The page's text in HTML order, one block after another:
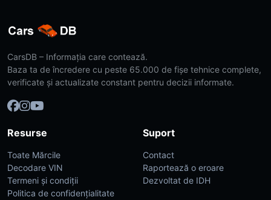
CarsDB – Informația care contează.
Baza ta de încredere cu peste 65.000 de fișe tehnice complete,
verificate și actualizate constant pentru decizii informate.
Resurse
Toate Mărcile
Decodare VIN
Termeni și condiții
Politica de confidențialitate
Suport
Contact
Raportează o eroare
Dezvoltat de IDH